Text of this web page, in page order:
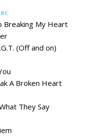
Breaking My Heart
(Off and on)
A Broken Heart
They Say